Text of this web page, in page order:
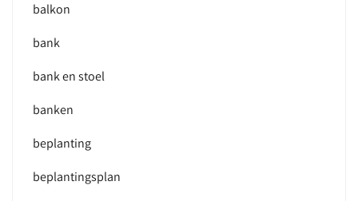
balkon
bank
bank en stoel
banken
beplanting
beplantingsplan